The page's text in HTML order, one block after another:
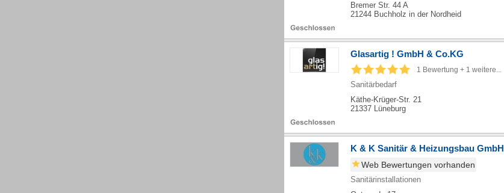
Bremer Str. 44 A
21244 Buchholz in der Nordheid
Glasartig ! GmbH & Co.KG
1 Bewertung + 1 weitere...
Sanitärbedarf
Käthe-Krüger-Str. 21
21337 Lüneburg
K & K Sanitär & Heizungsbau GmbH
Web Bewertungen vorhanden
Sanitärinstallationen